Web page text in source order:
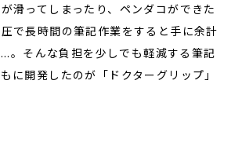
滑ってしまったり、ペンダコができた
で長時間の筆記作業をすると手に余計
。そんな負担を少しでも軽減する筆記
に開発したのが「ドクターグリップ」